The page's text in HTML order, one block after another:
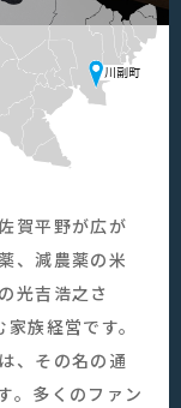
賀平野が広が
、減農薬の米
光吉浩之さ
族経営です。
、その名の通
。多くのファン